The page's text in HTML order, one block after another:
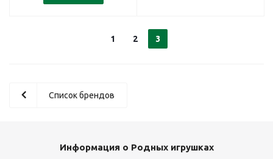
1 2 3
Список брендов
Информация о Родных игрушках